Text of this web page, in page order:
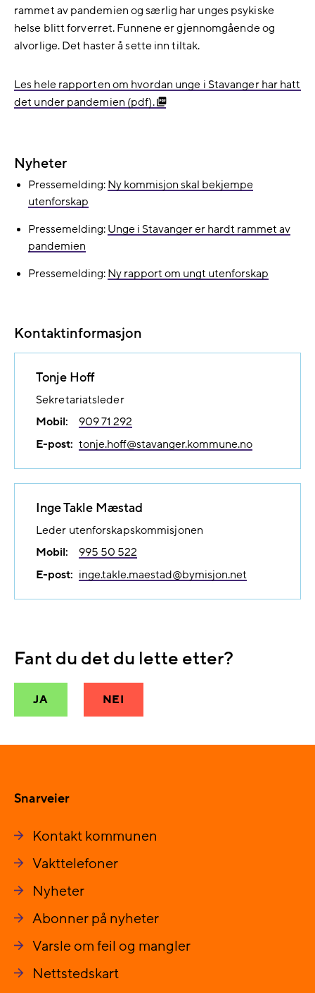
rammet av pandemien og særlig har unges psykiske
helse blitt forverret. Funnene er gjennomgående og
alvorlige. Det haster å sette inn tiltak.
Les hele rapporten om hvordan unge i Stavanger har hatt
det under pandemien (pdf).
Nyheter
Pressemelding: Ny kommisjon skal bekjempe
utenforskap
Pressemelding: Unge i Stavanger er hardt rammet av
pandemien
Pressemelding: Ny rapport om ungt utenforskap
Kontaktinformasjon
Tonje Hoff
Sekretariatsleder
Mobil:
909 71 292
E-post: tonje.hoff@​stavanger.kommune.no
Inge Takle Mæstad
Leder utenforskapskommisjonen
Mobil:
995 50 522
E-post: inge.takle.maestad@​bymisjon.net
Fant du det du lette etter?
JA NEI
Snarveier
Kontakt kommunen
Vakttelefoner
Nyheter
Abonner på nyheter
Varsle om feil og mangler
Nettstedskart